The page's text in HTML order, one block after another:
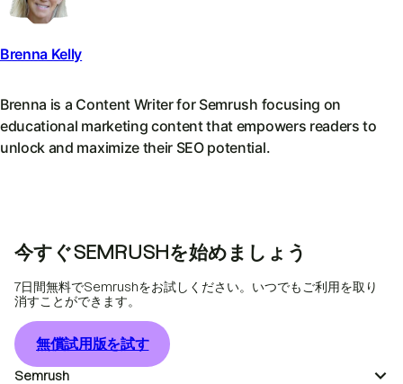
Brenna Kelly
Brenna is a Content Writer for Semrush focusing on
educational marketing content that empowers readers to
unlock and maximize their SEO potential.
今すぐSEMRUSHを始めましょう
7日間無料でSemrushをお試しください。いつでもご利用を取り
消すことができます。
無償試用版を試す
Semrush